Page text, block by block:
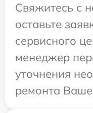
Свяжитесь с
оставьте
сервисного
менеджер
уточнения
ремонта